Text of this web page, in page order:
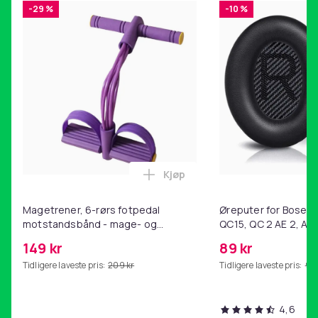
Plast, Stål
4a1ad41c-bbb8-46e3-bc1d-a15c75e537d2
Produktsikkerhetsinformasjon
-29 %
Magetrener, 6-rørs fotpedal
motstandsbånd - mage- og
hjemmegymnastikk Purple
149 kr
Tidligere laveste pris: 209 kr
Legg Magetrener, 6-rørs
Kjøp
-10 %
Øreputer for Bose
QC15, QC 2 AE 2, AE
89 kr
Tidligere laveste pris: 99
4,6